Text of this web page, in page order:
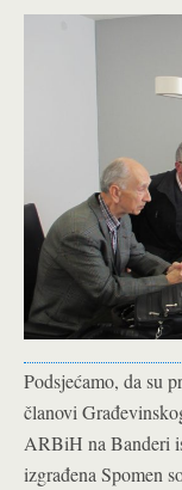
Podsjećamo, da su
članovi
ARBiH na Banderi
izgrađena Spomen